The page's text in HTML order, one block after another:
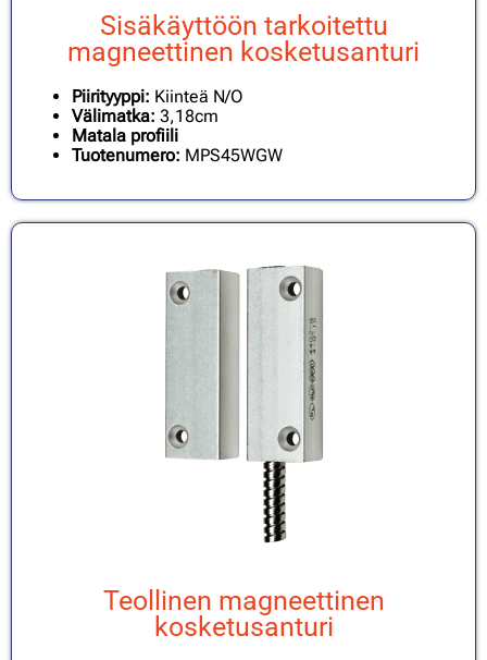
Sisäkäyttöön tarkoitettu
magneettinen kosketusanturi
Piirityyppi: Kiinteä N/O
Välimatka: 3,18cm
Matala profiili
Tuotenumero: MPS45WGW
Teollinen magneettinen
kosketusanturi